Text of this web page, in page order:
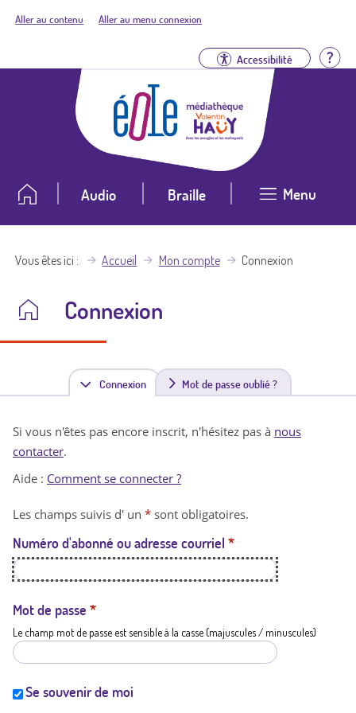
Aller au contenu Aller au menu connexion
Accessibilité
Audio Braille Menu
Vous êtes ici Accueil Mon compte Connexion
Connexion
Connexion(
n
t
a
t
i
Mot de passe oublié ?
Si vous n'êtes pas encore inscrit, n'hésitez pas à nous
contacter.
Aide : Comment se connecter ?
Les champs suivis d' un * sont obligatoires.
Numéro d'abonné ou adresse courriel *
Mot de passe *
Le champ mot de passe est sensible à la casse (majuscules / minuscules)
Se souvenir de moi